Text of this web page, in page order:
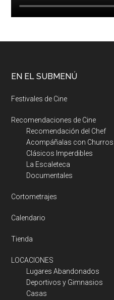
EN EL SUBMENÚ
Festivales de Cine
Recomendaciones de Cine
Recomendación del Chef
Acompáñalas con Churros
Clásicos Imperdibles
La Escaleteca
Documentales
Cortometrajes
Calendario
Tienda
LOCACIONES
Lugares Abandonados
Deportivos y Gimnasios
Casas